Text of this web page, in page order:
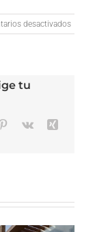
desactivadosen
Vida
tu
Pinterest
Vk